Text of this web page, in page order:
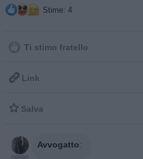
Stime: 4
Ti stimo fratello
 Link
 Salva
Avvogatto: